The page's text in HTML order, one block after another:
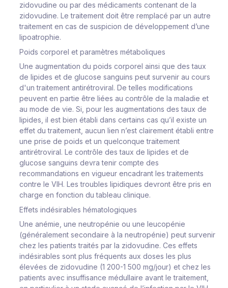
zidovudine ou par des médicaments contenant de la
zidovudine. Le traitement doit être remplacé par un autre
traitement en cas de suspicion de développement d’une
lipoatrophie.
Poids corporel et paramètres métaboliques
Une augmentation du poids corporel ainsi que des taux
de lipides et de glucose sanguins peut survenir au cours
d'un traitement antirétroviral. De telles modifications
peuvent en partie être liées au contrôle de la maladie et
au mode de vie. Si, pour les augmentations des taux de
lipides, il est bien établi dans certains cas qu’il existe un
effet du traitement, aucun lien n’est clairement établi entre
une prise de poids et un quelconque traitement
antirétroviral. Le contrôle des taux de lipides et de
glucose sanguins devra tenir compte des
recommandations en vigueur encadrant les traitements
contre le VIH. Les troubles lipidiques devront être pris en
charge en fonction du tableau clinique.
Effets indésirables hématologiques
Une anémie, une neutropénie ou une leucopénie
(généralement secondaire à la neutropénie) peut survenir
chez les patients traités par la zidovudine. Ces effets
indésirables sont plus fréquents aux doses les plus
élevées de zidovudine (1 200-1 500 mg/jour) et chez les
patients avec insuffisance médullaire avant le traitement,